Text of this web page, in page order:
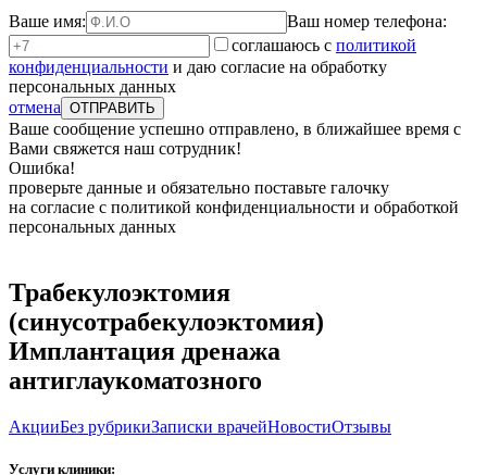
Ваше имя:
Ваш номер телефона:
соглашаюсь с политикой
конфиденциальности и даю согласие на обработку
персональных данных
отмена
Ваше сообщение успешно отправлено, в ближайшее время с
Вами свяжется наш сотрудник!
Ошибка!
проверьте данные и обязательно поставьте галочку
на согласие с политикой конфиденциальности и обработкой
персональных данных
Трабекулоэктомия
(синусотрабекулоэктомия)
Имплантация дренажа
антиглаукоматозного
АкцииБез рубрикиЗаписки врачейНовостиОтзывы
Услуги клиники: